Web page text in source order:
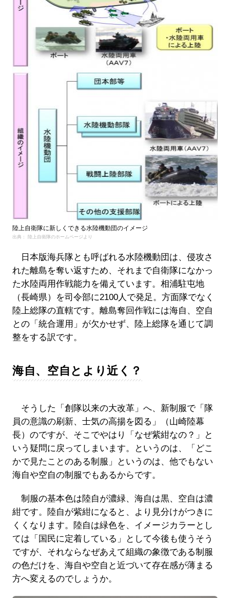
陸上自衛隊に新しくできる水陸機動団のイメージ
出典： 陸上自衛隊のホームページより
日本版海兵隊とも呼ばれる水陸機動団は、侵攻さ
れた離島を奪い返すため、それまで自衛隊になかっ
た水陸両用作戦能力を備えています。相浦駐屯地
（長崎県）を司令部に2100人で発足。方面隊でなく
陸上総隊の直轄です。離島奪回作戦には海自、空自
との「統合運用」が欠かせず、陸上総隊を通じて調
整をする訳です。
海自、空自とより近く？
そうした「創隊以来の大改革」へ、新制服で「隊
員の意識の刷新、士気の高揚を図る」（山崎陸幕
長）のですが、そこでやはり「なぜ紫紺なの？」と
いう疑問に戻ってしまいます。というのは、「どこ
かで見たことのある制服」というのは、他でもない
海自や空自の制服でもあるからです。
制服の基本色は陸自が濃緑、海自は黒、空自は濃
紺です。陸自が紫紺になると、より見分けがつきに
くくなります。陸自は緑色を、イメージカラーとし
ては「国民に定着している」として今後も使うそう
ですが、それならなぜあえて組織の象徴である制服
の色だけを、海自や空自と近づいて存在感が薄まる
方へ変えるのでしょうか。